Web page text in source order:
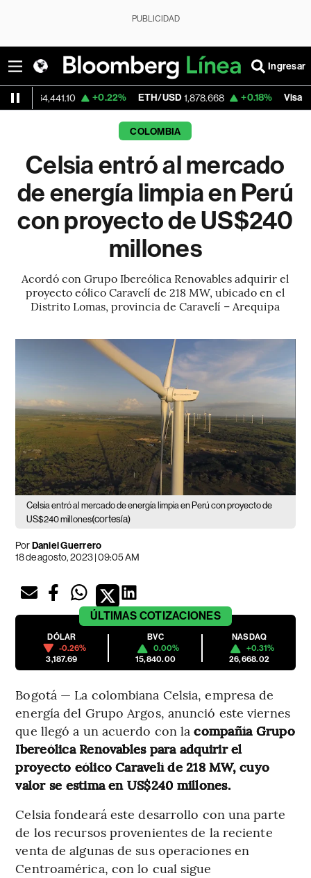
PUBLICIDAD
Ingresar
+0.22% ETH/USD 1,878.668 +0.18% Visa 369.22
COLOMBIA
Celsia entró al mercado
de energía limpia en Perú
con proyecto de US$240
millones
Acordó con Grupo Ibereólica Renovables adquirir el
proyecto eólico Caravelí de 218 MW, ubicado en el
Distrito Lomas, provincia de Caravelí – Arequipa
Celsia entró al mercado de energía limpia en Perú con proyecto de
US$240 millones(cortesía)
PorDaniel Guerrero
18 de agosto, 2023 | 09:05 AM
ÚLTIMAS COTIZACIONES
DÓLAR
-0.26%
3,187.69
BVC
0.00%
15,840.00
NASDAQ
+0.31%
26,668.02
Bogotá — La colombiana Celsia, empresa de
energía del Grupo Argos, anunció este viernes
que llegó a un acuerdo con lacompañía Grupo
Ibereólica Renovables para adquirir el
proyecto eólico Caravelí de 218 MW, cuyo
valor se estima en US$240 millones.
Celsia fondeará este desarrollo con una parte
de los recursos provenientes de la reciente
venta de algunas de sus operaciones en
Centroamérica, con lo cual sigue